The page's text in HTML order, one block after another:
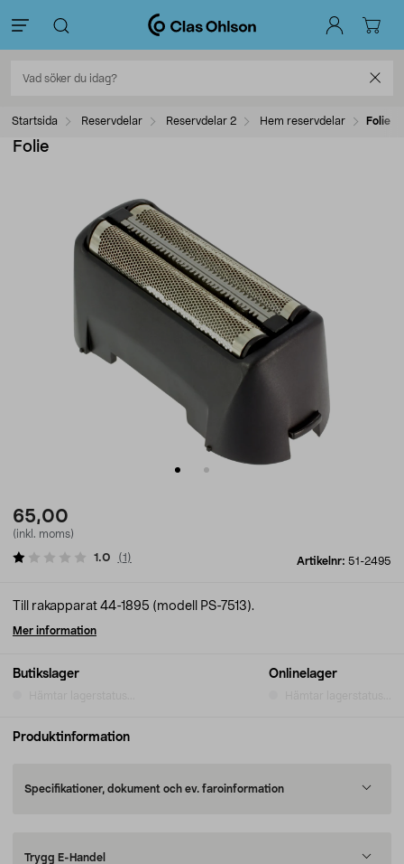
Startsida Reservdelar Reservdelar 2 Hem reservdelar Folie
Folie
65,00
(inkl. moms)
Artikelnr: 51-2495
1.0 (1 )
Butikslager Onlinelager
Till rakapparat 44-1895 (modell PS-7513).
Mer information
Produktinformation
Specifikationer, dokument och ev. faroinformation
Trygg E-Handel